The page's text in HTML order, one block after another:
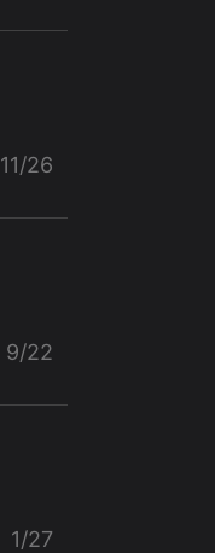
11/26
9/22
1/27